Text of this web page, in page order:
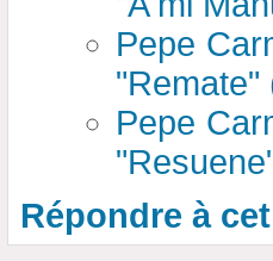
Pepe
"Remate"
Pepe
Répondre à